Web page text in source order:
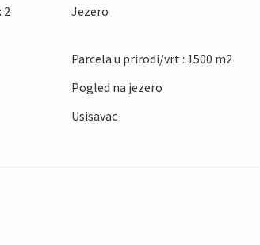
2
Jezero
Parcela u prirodi/vrt : 1500 m2
Pogled na jezero
Usisavac